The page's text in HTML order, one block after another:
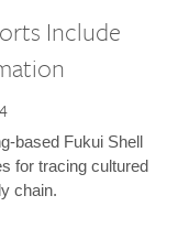
Include
based Fukui Shell
for tracing cultured
chain.